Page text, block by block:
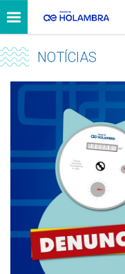
NOTÍCIAS